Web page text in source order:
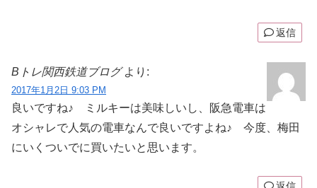
返信
Bトレ関西鉄道ブログ より:
2017年1月2日 9:03 PM
良いですね♪ ミルキーは美味しいし、阪急電車は
オシャレで人気の電車なんで良いですよね♪ 今度、梅田
にいくついでに買いたいと思います。